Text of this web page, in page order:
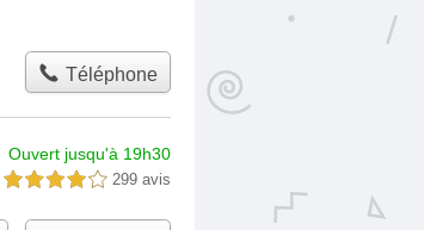
Téléphone
Ouvert jusqu'à 19h30
4,0 étoiles sur 5 299 avis